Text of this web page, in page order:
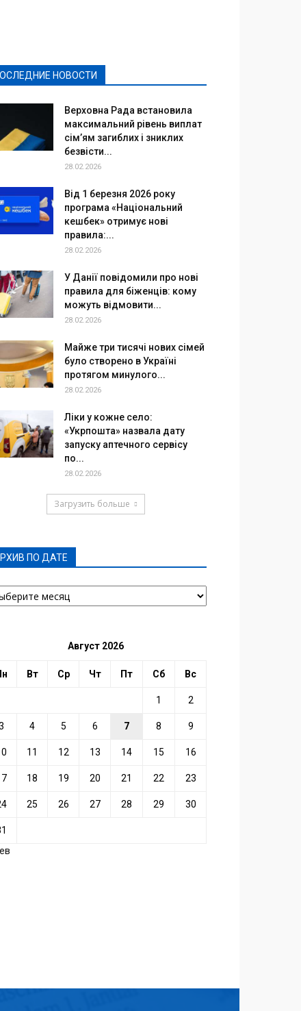
НОВОСТИ
Верховна Рада встановила
максимальний рівень виплат
сім’ям загиблих і зниклих
безвісти...
28.02.2026
Від 1 березня 2026 року
програма «Національний
кешбек» отримує нові
правила:...
28.02.2026
У Данії повідомили про нові
правила для біженців: кому
можуть відмовити...
28.02.2026
Майже три тисячі нових сімей
було створено в Україні
протягом минулого...
28.02.2026
Ліки у кожне село:
«Укрпошта» назвала дату
запуску аптечного сервісу
по...
28.02.2026
Загрузить больше
ПО ДАТЕ
Август 2026
Вт Ср Чт Пт Сб Вс
1 2
4 5 6 7 8 9
11 12 13 14 15 16
18 19 20 21 22 23
25 26 27 28 29 30